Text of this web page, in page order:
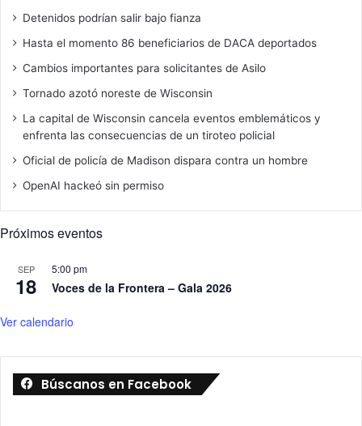
Detenidos podrían salir bajo fianza
Hasta el momento 86 beneficiarios de DACA deportados
Cambios importantes para solicitantes de Asilo
Tornado azotó noreste de Wisconsin
La capital de Wisconsin cancela eventos emblemáticos y
enfrenta las consecuencias de un tiroteo policial
Oficial de policía de Madison dispara contra un hombre
OpenAI hackeó sin permiso
Próximos eventos
SEP
18
5:00 pm
Voces de la Frontera – Gala 2026
Ver calendario
Búscanos en Facebook